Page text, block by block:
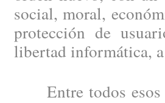
social, moral,
protección de
libertad informática,
Entre todos esos